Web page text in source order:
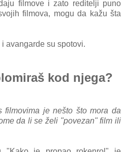
filmove i zato reditelji puno
filmova, mogu da kažu šta
avangarde su spotovi.
kod njega?
filmovima je nešto što mora da
da li se želi "povezan" film ili